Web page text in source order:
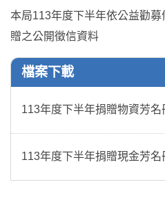
本局113年度下半年依公益勸
贈之公開徵信資料
檔案下載
113年度下半年捐贈物資芳名
113年度下半年捐贈現金芳名